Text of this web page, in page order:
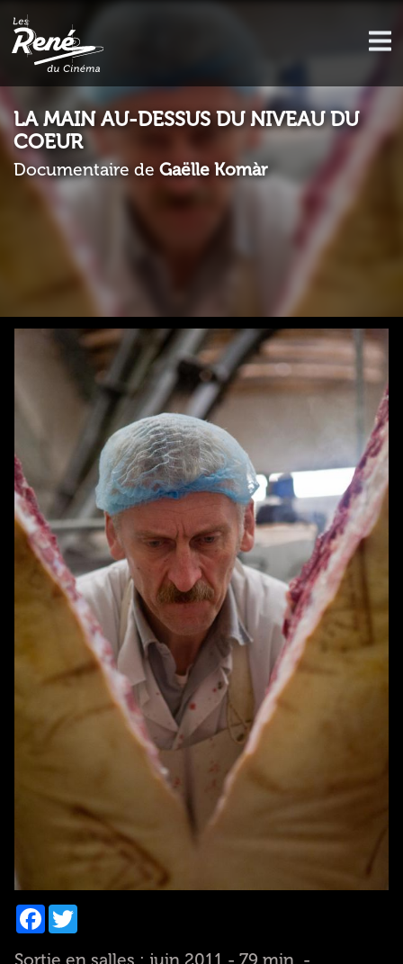
LA MAIN AU-DESSUS DU NIVEAU DU
COEUR
Documentaire de Gaëlle Komàr
Facebook
Twitter